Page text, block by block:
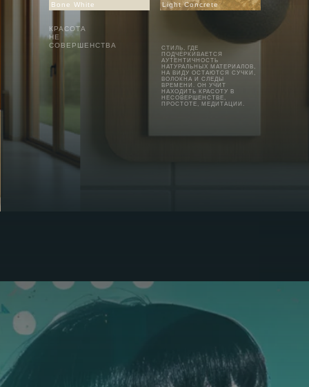
КРАСОТА
НЕ
СОВЕРШЕНСТВА
СТИЛЬ, ГДЕ
ПОДЧЁРКИВАЕТСЯ
АУТЕНТИЧНОСТЬ
НАТУРАЛЬНЫХ МАТЕРИАЛОВ,
НА ВИДУ ОСТАЮТСЯ СУЧКИ,
ВОЛОКНА И СЛЕДЫ
ВРЕМЕНИ. ОН УЧИТ
НАХОДИТЬ КРАСОТУ В
НЕСОВЕРШЕНСТВЕ,
ПРОСТОТЕ, МЕДИТАЦИИ.
Light Concrete
Bone White